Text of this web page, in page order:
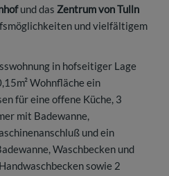
und das Zentrum von Tulln
und vielfältigem
in hofseitiger Lage
Wohnfläche ein
für eine offene Küche, 3
mit Badewanne,
und ein
Waschbecken und
sowie 2